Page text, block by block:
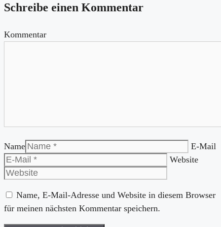
Schreibe einen Kommentar
Kommentar
Name
E-Mail
Website
Name, E-Mail-Adresse und Website in diesem Browser
für meinen nächsten Kommentar speichern.